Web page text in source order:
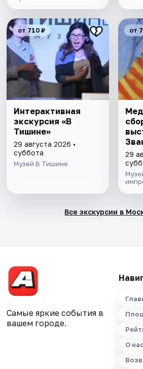
от 710 ₽
Интерактивная
экскурсия «В
Тишине»
29 августа 2026 •
суббота
Музей В Тишине
от
29
Все экскурсии в
Самые яркие события в
вашем городе.
О